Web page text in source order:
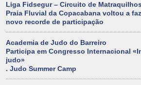
Liga Fidsegur – Circuito de
Praia Fluvial da Copacabana voltou a
novo recorde de participação
Academia de Judo do Barreiro
Participa em Congresso Internacional
judo»
. Judo Summer Camp